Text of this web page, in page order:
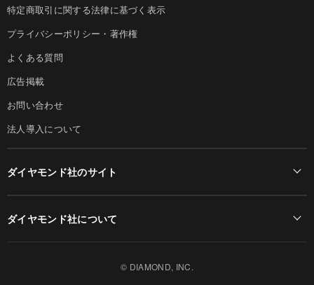
特定商取引に関する法律に基づく表示
プライバシーポリシー・著作権
よくある質問
広告掲載
お問い合わせ
法人導入について
ダイヤモンド社のサイト
ダイヤモンド社について
© DIAMOND, INC.